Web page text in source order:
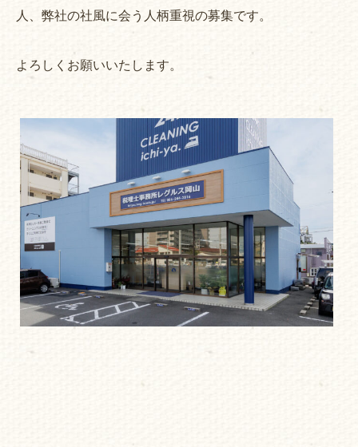
人、弊社の社風に会う人柄重視の募集です。
よろしくお願いいたします。